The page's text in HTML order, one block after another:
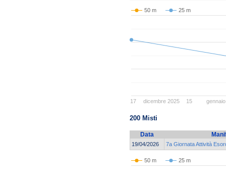
50 m 25 m
dicembre 2025
17 15
200 Misti
Data
19/04/2026 7a Giornata Attività
50 m 25 m